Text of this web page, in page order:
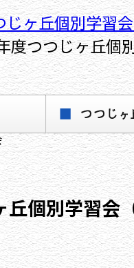
じヶ丘個別学習
度つつじヶ丘個
個別学習会